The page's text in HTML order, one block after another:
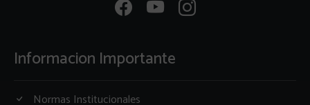
Informacion Importante
Normas Institucionales